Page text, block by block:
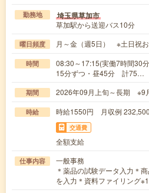
勤務地 埼玉県草加市
草加駅から送迎バス10分
曜日頻度 月～金（週5日） ※土日祝
時間
08:30～17:15(実働7時間30
15分ずつ・昼45分 計75…
期間 2026年09月上旬～長期 ※9
時給 時給1550円 月収例
交通費
全額支給
仕事内容
一般事務
＊薬品の試験データ入力＊
を入力＊資料ファイリング